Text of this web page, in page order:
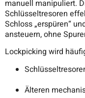
manuell manipuliert.
Schlüsseltresoren
Schloss „erspüren“
ansteuern, ohne
Lockpicking wird
Älteren